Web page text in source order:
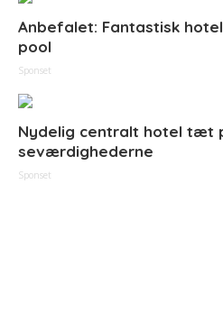
Anbefalet: Fantastisk
pool
Sponset
Nydelig centralt hotel tæt
seværdighederne
Sponset